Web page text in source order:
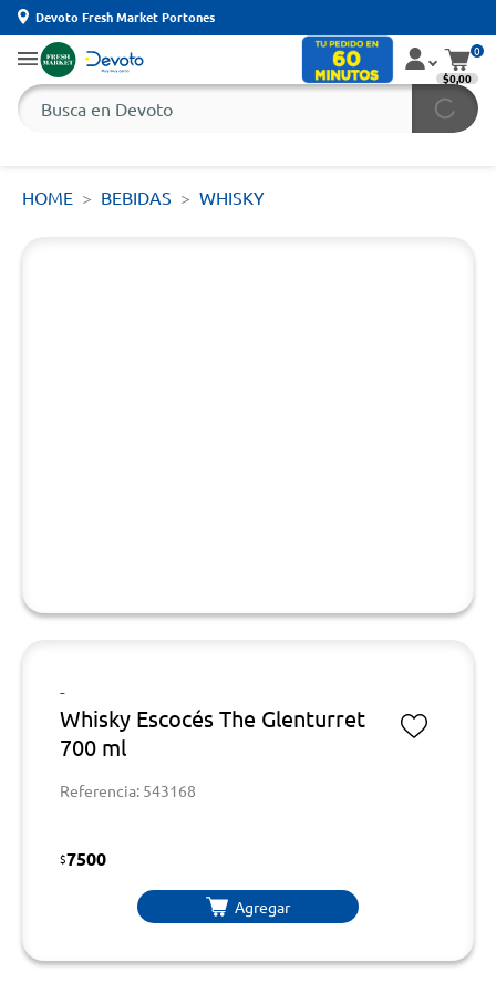
Devoto Fresh Market Portones
0
$0,00
HOME BEBIDAS WHISKY
-
Whisky Escocés The Glenturret
700 ml
Referencia: 543168
$7500
Agregar